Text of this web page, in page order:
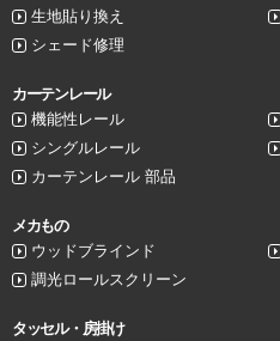
生地貼り換え
シェード修理
カーテンレール
機能性レール
シングルレール
カーテンレール 部品
メカもの
ウッドブラインド
調光ロールスクリーン
タッセル・房掛け